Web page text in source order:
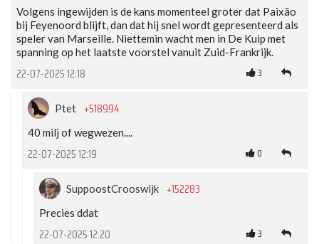
Volgens ingewijden is de kans momenteel groter dat Paixão
bij Feyenoord blijft, dan dat hij snel wordt gepresenteerd als
speler van Marseille. Niettemin wacht men in De Kuip met
spanning op het laatste voorstel vanuit Zuid-Frankrijk.
22-07-2025 12:18 3
Ptet +518994
40 milj of wegwezen....
22-07-2025 12:19 0
SuppoostCrooswijk +152283
Precies ddat
22-07-2025 12:20 3